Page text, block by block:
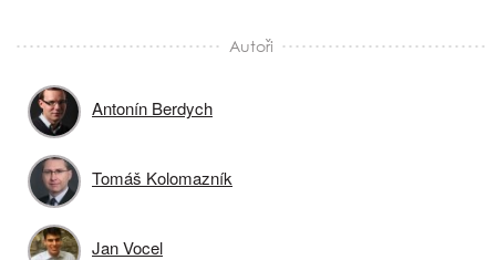
Autoři
Antonín Berdych
Tomáš Kolomazník
Jan Vocel